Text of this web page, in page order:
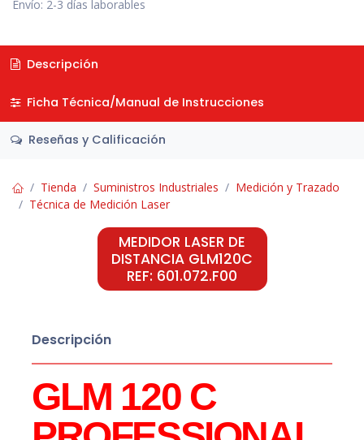
Envío: 2-3 días laborables
Descripción
Ficha Técnica/Manual de Instrucciones
Reseñas y Calificación
Tienda Suministros Industriales
Medición y Trazado
Técnica de Medición Laser
MEDIDOR LASER DE
DISTANCIA GLM120C
REF: 601.072.F00
Descripción
GLM 120 C